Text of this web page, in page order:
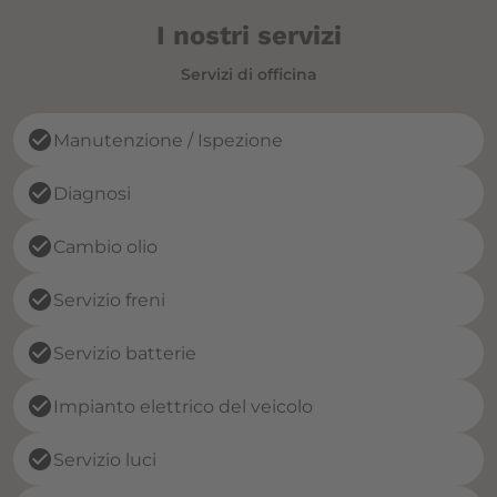
I nostri servizi
Servizi di officina
check_circle Manutenzione / Ispezione
check_circle Diagnosi
check_circleCambio olio
check_circleServizio freni
check_circleServizio batterie
check_circle Impianto elettrico del veicolo
check_circleServizio luci